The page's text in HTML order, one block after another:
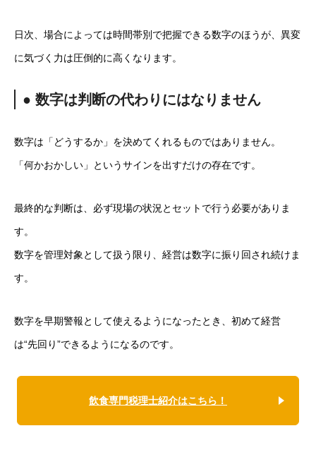
日次、場合によっては時間帯別で把握できる数字のほうが、異変
に気づく力は圧倒的に高くなります。
● 数字は判断の代わりにはなりません
数字は「どうするか」を決めてくれるものではありません。
「何かおかしい」というサインを出すだけの存在です。
最終的な判断は、必ず現場の状況とセットで行う必要がありま
す。
数字を管理対象として扱う限り、経営は数字に振り回され続けま
す。
数字を早期警報として使えるようになったとき、初めて経営
は“先回り”できるようになるのです。
飲食専門税理士紹介はこちら！